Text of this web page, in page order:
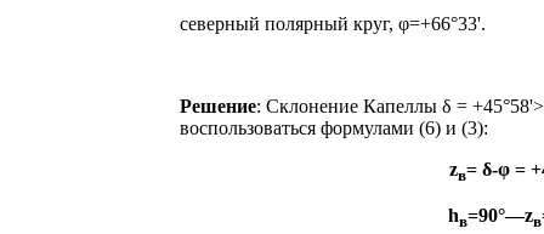
северный полярный круг, φ=+66°33'.
Решение: Склонение Капеллы δ =
воспользоваться формулами (6) и (3):
zв= δ-φ =
hв=90°—zв